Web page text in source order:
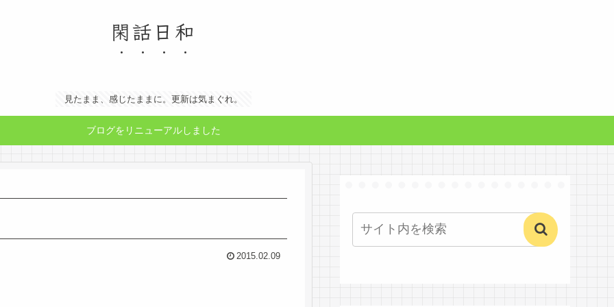
閑話日和
見たまま、感じたままに。更新は気まぐれ。
ブログをリニューアルしました
2015.02.09